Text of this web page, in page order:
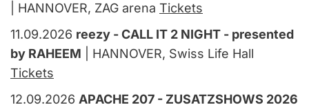
| HANNOVER, ZAG arena Tickets
11.09.2026 reezy - CALL IT 2 NIGHT - presented
by RAHEEM | HANNOVER, Swiss Life Hall
Tickets
12.09.2026 APACHE 207 - ZUSATZSHOWS 2026